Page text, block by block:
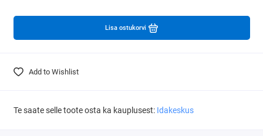
Lisa ostukorvi
Add to Wishlist
Te saate selle toote osta ka kauplusest: Idakeskus